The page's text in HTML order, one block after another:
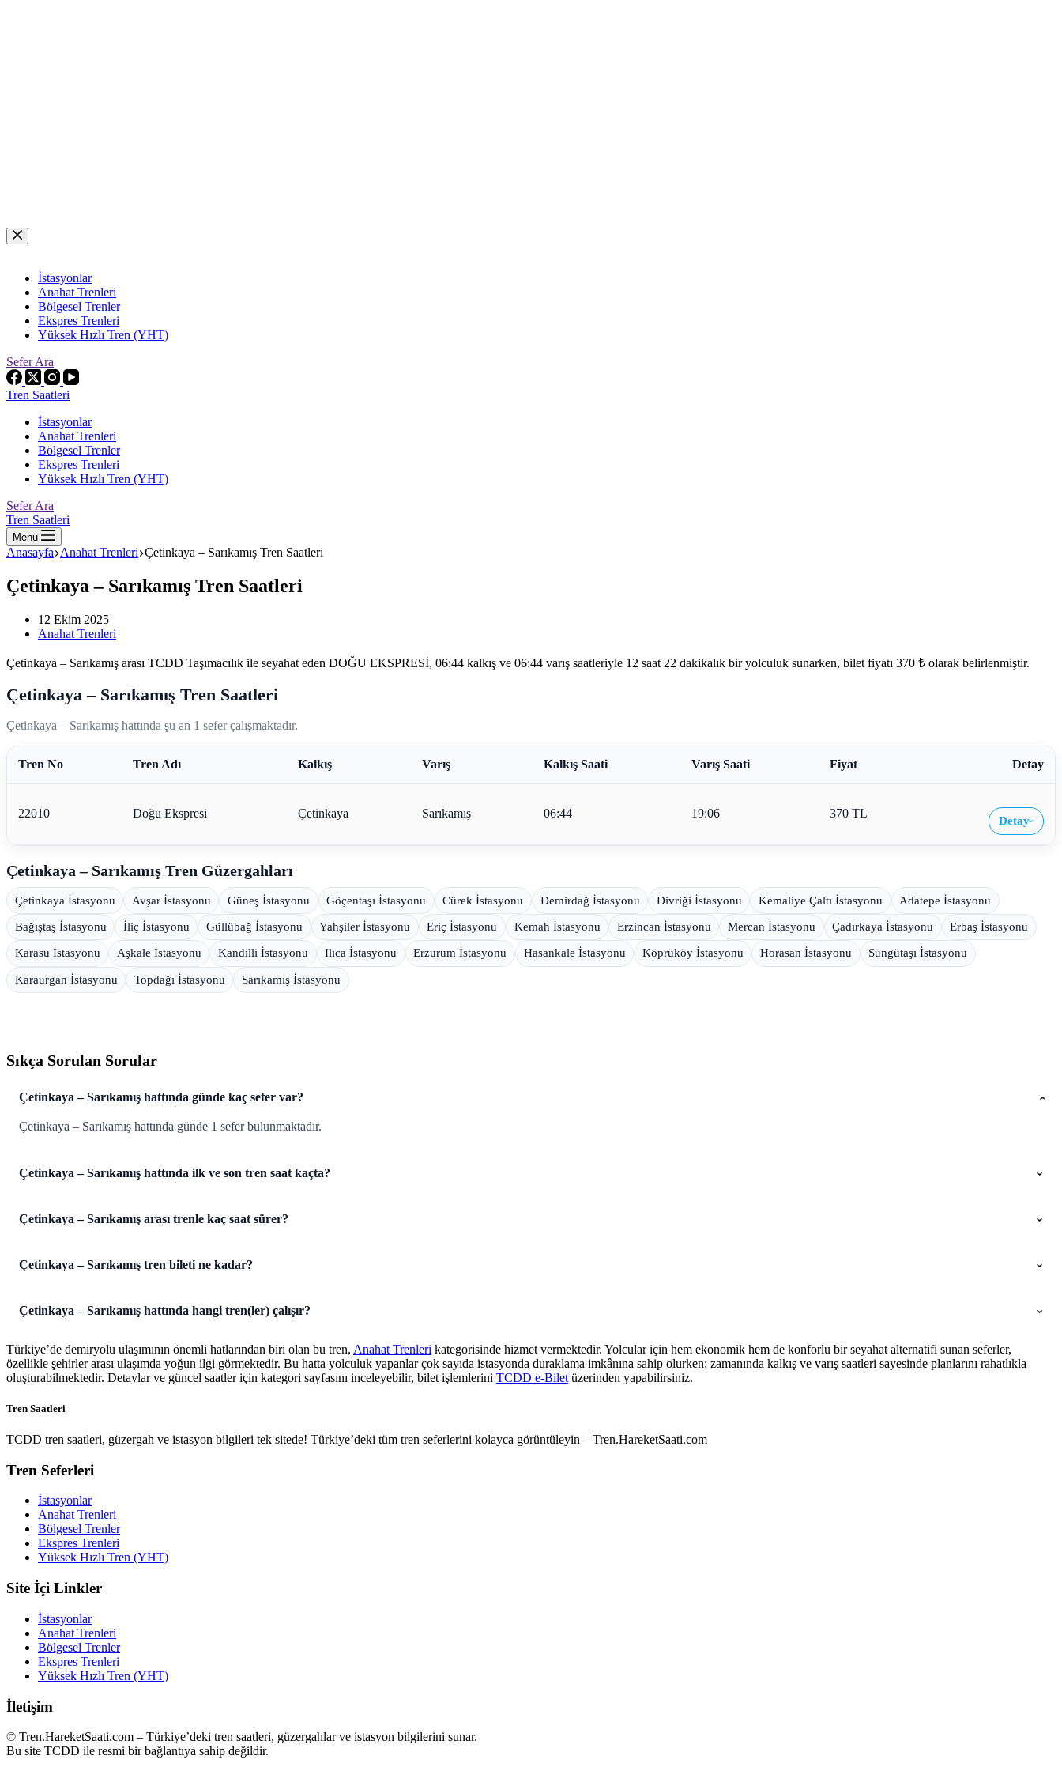
Skip
to
İstasyonlar
Anahat Trenleri
Bölgesel Trenler
Ekspres Trenleri
Yüksek Hızlı Tren (YHT)
Sefer Ara
Tren Saatleri
İstasyonlar
Anahat Trenleri
Bölgesel Trenler
Ekspres Trenleri
Yüksek Hızlı Tren (YHT)
Sefer Ara
Tren Saatleri
Menu
Anasayfa Anahat Trenleri Çetinkaya – Sarıkamış Tren Saatleri
Çetinkaya – Sarıkamış Tren Saatleri
12 Ekim 2025
Anahat Trenleri
Çetinkaya – Sarıkamış arası TCDD Taşımacılık ile seyahat eden DOĞU EKSPRESİ, 06:44 kalkış ve 06:44 varış saatleriyle 12 saat 22 dakikalık bir yolculuk sunarken, bilet fiyatı 370 ₺ olarak belirlenmiştir.
Çetinkaya – Sarıkamış Tren Saatleri
Çetinkaya – Sarıkamış hattında şu an 1 sefer çalışmaktadır.
Tren No Tren Adı Kalkış Varış Kalkış Saati Varış Saati Fiyat Detay
22010 Doğu Ekspresi Çetinkaya Sarıkamış 06:44 19:06 370 TL
Detay›
Çetinkaya – Sarıkamış Tren Güzergahları
Çetinkaya İstasyonu Avşar İstasyonu Güneş İstasyonu Göçentaşı İstasyonu Cürek İstasyonu Demirdağ İstasyonu Divriği İstasyonu Kemaliye Çaltı İstasyonu Adatepe İstasyonu
Bağıştaş İstasyonu İliç İstasyonu Güllübağ İstasyonu Yahşiler İstasyonu Eriç İstasyonu Kemah İstasyonu Erzincan İstasyonu Mercan İstasyonu Çadırkaya İstasyonu Erbaş İstasyonu
Karasu İstasyonu Aşkale İstasyonu Kandilli İstasyonu Ilıca İstasyonu Erzurum İstasyonu Hasankale İstasyonu Köprüköy İstasyonu Horasan İstasyonu Süngütaşı İstasyonu
Karaurgan İstasyonu Topdağı İstasyonu Sarıkamış İstasyonu
Sıkça Sorulan Sorular
Çetinkaya – Sarıkamış hattında günde kaç sefer var?
Çetinkaya – Sarıkamış hattında günde 1 sefer bulunmaktadır.
Çetinkaya – Sarıkamış hattında ilk ve son tren saat kaçta?
Çetinkaya – Sarıkamış arası trenle kaç saat sürer?
Çetinkaya – Sarıkamış tren bileti ne kadar?
Çetinkaya – Sarıkamış hattında hangi tren(ler) çalışır?
Türkiye’de demiryolu ulaşımının önemli hatlarından biri olan bu tren, Anahat Trenleri kategorisinde hizmet vermektedir. Yolcular için hem ekonomik hem de konforlu bir seyahat alternatifi sunan seferler,
özellikle şehirler arası ulaşımda yoğun ilgi görmektedir. Bu hatta yolculuk yapanlar çok sayıda istasyonda duraklama imkânına sahip olurken; zamanında kalkış ve varış saatleri sayesinde planlarını rahatlıkla
oluşturabilmektedir. Detaylar ve güncel saatler için kategori sayfasını inceleyebilir, bilet işlemlerini TCDD e-Bilet üzerinden yapabilirsiniz.
Tren Saatleri
TCDD tren saatleri, güzergah ve istasyon bilgileri tek sitede! Türkiye’deki tüm tren seferlerini kolayca görüntüleyin – Tren.HareketSaati.com
Tren Seferleri
İstasyonlar
Anahat Trenleri
Bölgesel Trenler
Ekspres Trenleri
Yüksek Hızlı Tren (YHT)
Site İçi Linkler
İstasyonlar
Anahat Trenleri
Bölgesel Trenler
Ekspres Trenleri
Yüksek Hızlı Tren (YHT)
İletişim
© Tren.HareketSaati.com – Türkiye’deki tren saatleri, güzergahlar ve istasyon bilgilerini sunar.
Bu site TCDD ile resmi bir bağlantıya sahip değildir.